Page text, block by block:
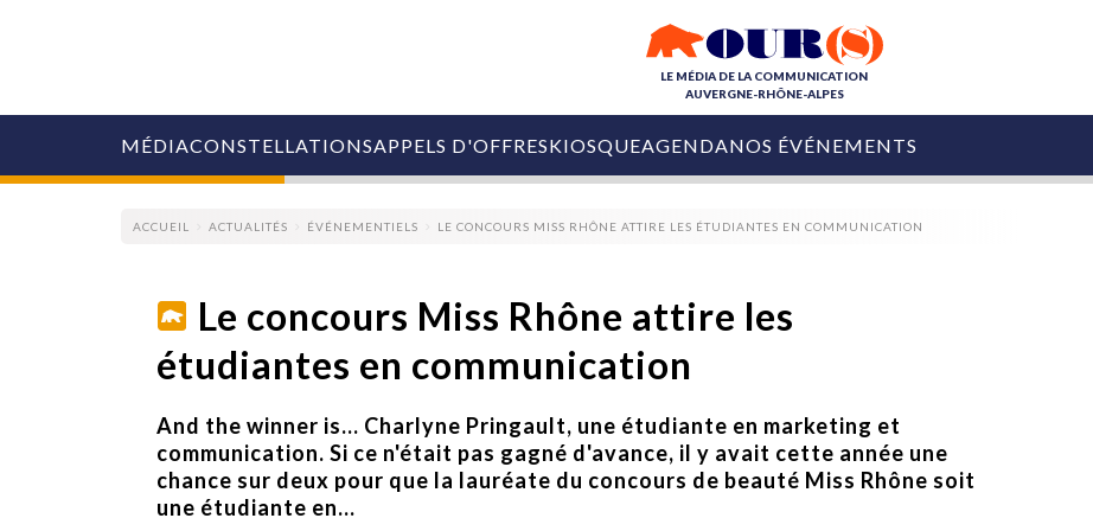
LE MÉDIA DE LA COMMUNICATION
AUVERGNE-RHÔNE-ALPES
MÉDIA
COLLECTIVITÉS
AGENCES
RETAIL
MÉDIAS
MANAGEMENT
ÉVÉNEMENTIELS
Nice : Denis Zanon
est décédé
Tourisme lance
Ardèche Trip
Planner
29 JUILLET 2026
[Debrief] Loire Tourisme
mise sur la déconnexion en
CONSTELLATIONSAPPELS D'OFFRESKIOSQUEAGENDANOS ÉVÉNEMENTS
OURS DE LA COM
OURS DU DIGITAL
ACCUEIL ACTUALITÉS ÉVÉNEMENTIELS LE CONCOURS MISS RHÔNE ATTIRE LES ÉTUDIANTES EN COMMUNICATION
Le concours Miss Rhône attire les
étudiantes en communication
And the winner is... Charlyne Pringault, une étudiante en marketing et
communication. Si ce n'était pas gagné d'avance, il y avait cette année une
chance sur deux pour que la lauréate du concours de beauté Miss Rhône soit
une étudiante en...